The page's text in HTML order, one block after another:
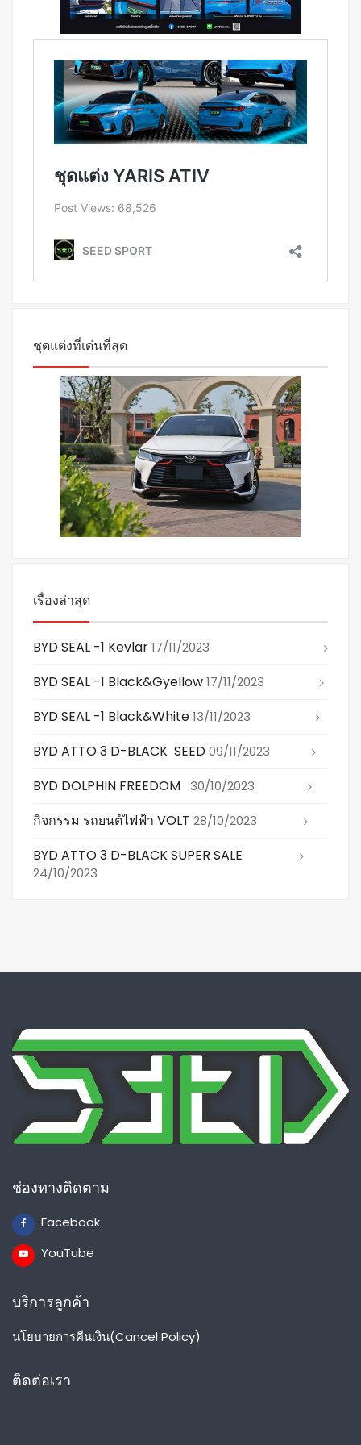
ชุดแต่งที่เด่นที่สุด
เรื่องล่าสุด
BYD SEAL -1 Kevlar17/11/2023
BYD SEAL -1 Black&gyellow17/11/2023
BYD SEAL -1 Black&white13/11/2023
BYD ATTO 3 D-BLACK SEED09/11/2023
BYD DOLPHIN FREEDOM 30/10/2023
กิจกรรม รถยนต์ไฟฟ้า VOLT 28/10/2023
BYD ATTO 3 D-BLACK SUPER SALE
24/10/2023
ช่องทางติดตาม
Facebook
YouTube
บริการลูกค้า
นโยบายการคืนเงิน(Cancel Policy)
ติดต่อเรา